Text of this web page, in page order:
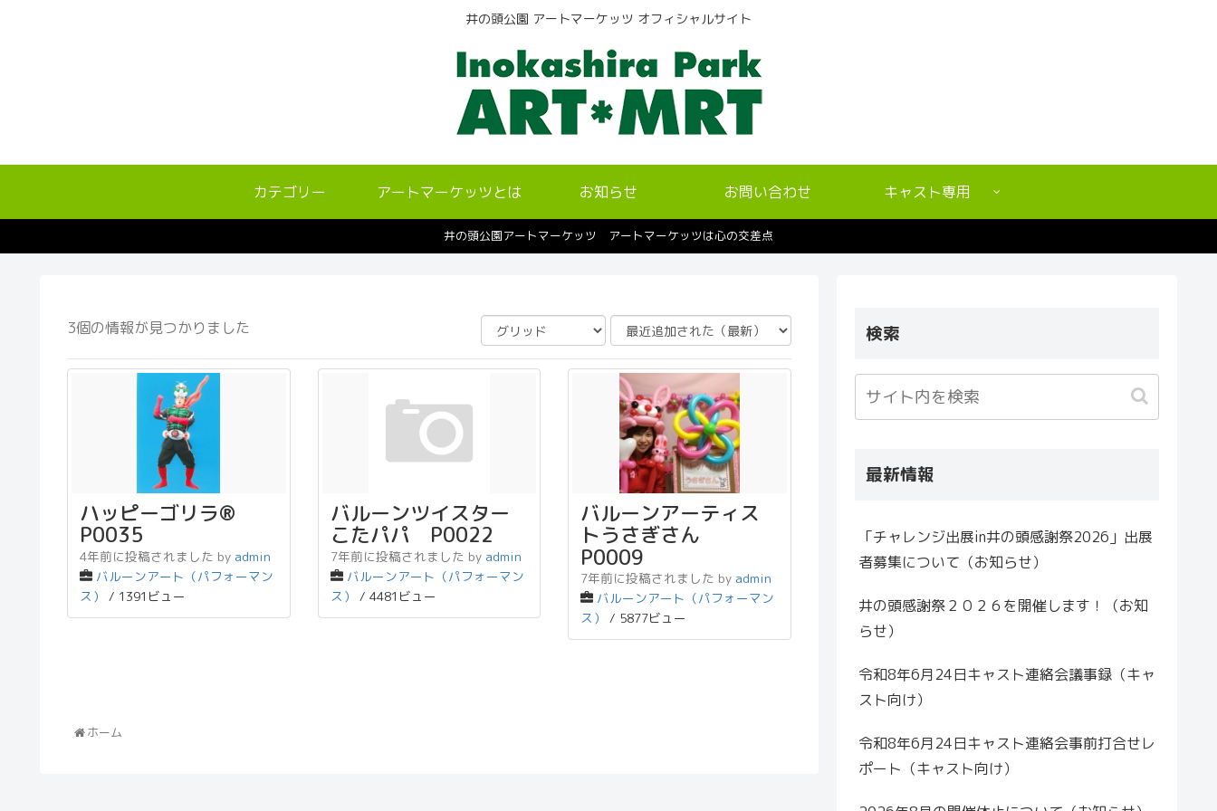
井の頭公園 アートマーケッツ オフィシャルサイト
カテゴリー アートマーケッツとは お知らせ お問い合わせ キャスト専用
井の頭公園アートマーケッツ アートマーケッツは心の交差点
3個の情報が見つかりました
ハッピーゴリラ®
P0035
4年前に投稿されました by admin
バルーンアート（パフォーマン
ス）
/ 1391ビュー
バルーンツイスター
こたパパ P0022
7年前に投稿されました by admin
バルーンアート（パフォーマン
ス）
/ 4481ビュー
バルーンアーティス
トうさぎさん
P0009
7年前に投稿されました by admin
バルーンアート（パフォーマン
ス）
/ 5877ビュー
ホーム
検索
最新情報
「チャレンジ出展in井の頭感謝祭2026」出展
者募集について（お知らせ）
井の頭感謝祭２０２６を開催します！（お知
らせ）
令和8年6月24日キャスト連絡会議事録（キャ
スト向け）
令和8年6月24日キャスト連絡会事前打合せレ
ポート（キャスト向け）